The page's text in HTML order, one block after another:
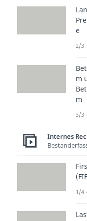
e
2/3
m
m
3/3
Internes
1/4